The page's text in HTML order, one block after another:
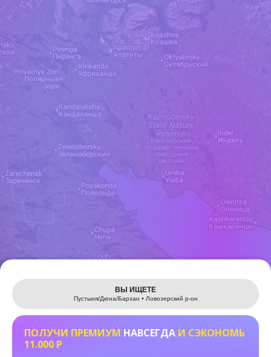
Leaflet
ВЫ ИЩЕТЕ
Пустыня/Дюна/Бархан • Ловозерский р-он
ПОЛУЧИ ПРЕМИУМ НАВСЕГДА И СЭКОНОМЬ
11.000 Р